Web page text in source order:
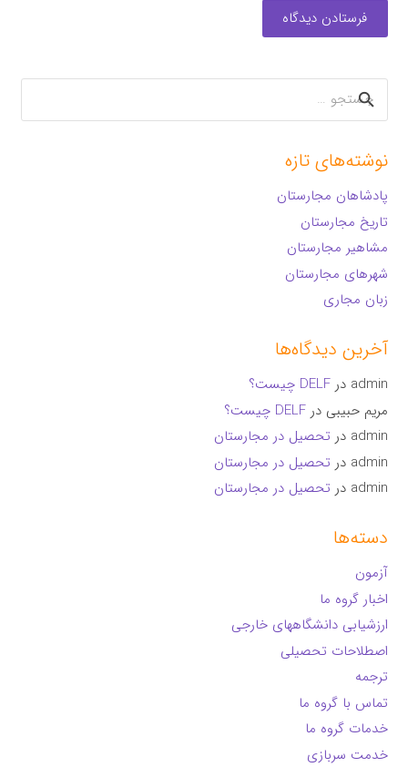
فرستادن دیدگاه
جستجو
برای:
نوشته‌های تازه
پادشاهان مجارستان
تاریخ مجارستان
مشاهیر مجارستان
شهرهای مجارستان
زبان مجاری
آخرین دیدگاه‌ها
admin درDELF چیست؟
مریم حبیبی درDELF چیست؟
admin در تحصیل در مجارستان
admin در تحصیل در مجارستان
admin در تحصیل در مجارستان
دسته‌ها
آزمون
اخبار گروه ما
ارزشیابی دانشگاههای خارجی
اصطلاحات تحصیلی
ترجمه
تماس با گروه ما
خدمات گروه ما
خدمت سربازی